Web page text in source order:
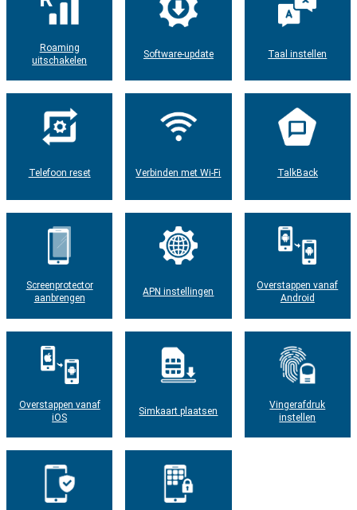
Roaming
uitschakelen
Software-update Taal instellen
Telefoon reset Verbinden met Wi-Fi TalkBack
Screenprotector
aanbrengen
APN instellingen
Overstappen vanaf
Android
Overstappen vanaf
iOS
Simkaart plaatsen
Vingerafdruk
instellen